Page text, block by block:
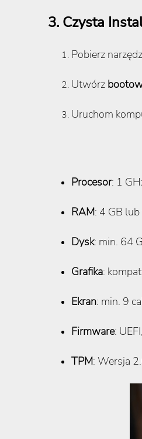
3. Czysta
Pobierz
Utwórz
Uruchom
Procesor: 1
RAM: 4 GB
Dysk: min. 64
Grafika:
Ekran: min. 9
Firmware:
TPM: Wersja